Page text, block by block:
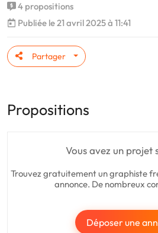
4 propositions
Publiée le 21 avril 2025 à 11:41
Partager
Propositions
Vous avez un projet
Trouvez gratuitement un graphiste
annonce. De nombreux
Déposer une